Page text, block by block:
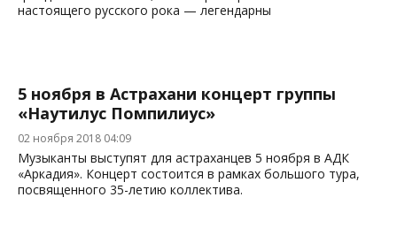
настоящего русского рока — легендарны
5 ноября в Астрахани концерт группы
«Наутилус Помпилиус»
02 ноября 2018 04:09
Музыканты выступят для астраханцев 5 ноября в АДК
«Аркадия». Концерт состоится в рамках большого тура,
посвященного 35-летию коллектива.